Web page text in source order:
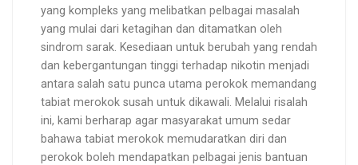
yang kompleks yang melibatkan pelbagai masalah
yang mulai dari ketagihan dan ditamatkan oleh
sindrom sarak. Kesediaan untuk berubah yang rendah
dan kebergantungan tinggi terhadap nikotin menjadi
antara salah satu punca utama perokok memandang
tabiat merokok susah untuk dikawali. Melalui risalah
ini, kami berharap agar masyarakat umum sedar
bahawa tabiat merokok memudaratkan diri dan
perokok boleh mendapatkan pelbagai jenis bantuan